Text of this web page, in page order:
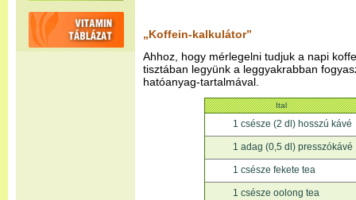
„Koffein-kalkulátor”
Ahhoz, hogy mérlegelni tudjuk a napi
tisztában legyünk a leggyakrabban
hatóanyag-tartalmával.
Ital
1 csésze (2 dl) hosszú kávé
1 adag (0,5 dl) presszókávé
1 csésze fekete tea
1 csésze oolong tea